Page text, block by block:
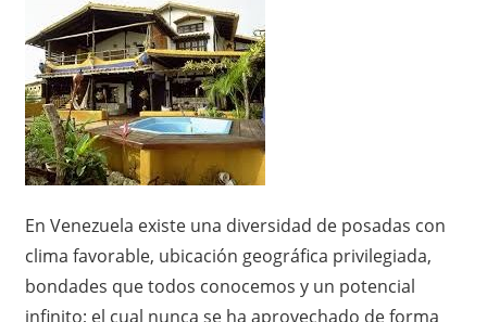
En Venezuela existe una diversidad de posadas con
clima favorable, ubicación geográfica privilegiada,
bondades que todos conocemos y un potencial
infinito; el cual nunca se ha aprovechado de forma